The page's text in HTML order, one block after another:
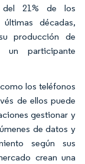
del 21% de los
décadas,
producción de
un participante
los teléfonos
de ellos puede
gestionar y
de datos y
según sus
crean una